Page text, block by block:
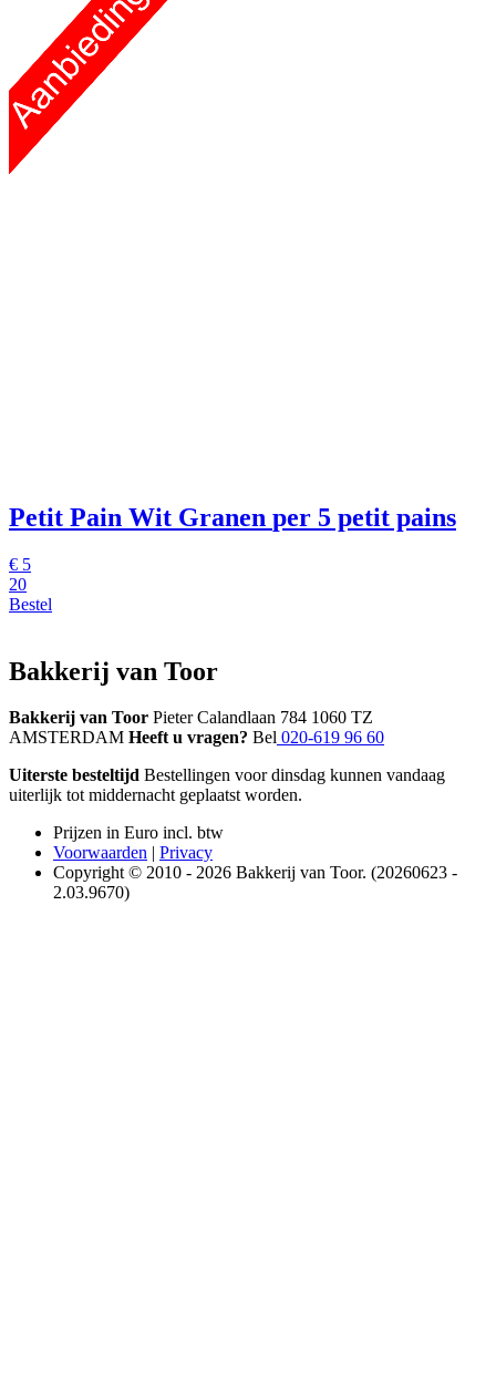
Petit Pain Wit Granen per 5 petit pains
€ 5
20
Bestel
Bakkerij van Toor
Bakkerij van Toor Pieter Calandlaan 784 1060 TZ
AMSTERDAM Heeft u vragen? Bel 020-619 96 60
Uiterste besteltijd Bestellingen voor dinsdag kunnen vandaag
uiterlijk tot middernacht geplaatst worden.
Prijzen in Euro incl. btw
Voorwaarden | Privacy
Copyright © 2010 - 2026 Bakkerij van Toor. (20260623 -
2.03.9670)